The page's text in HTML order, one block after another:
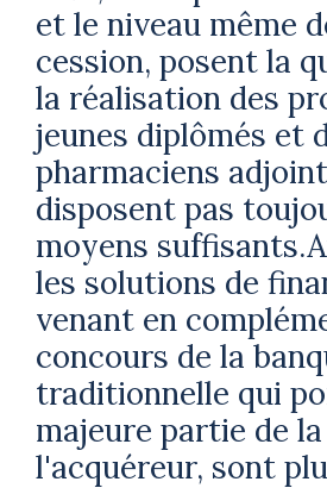
et le niveau même
cession, posent la
la réalisation des
jeunes diplômés et
pharmaciens
disposent pas
moyens
les solutions de
venant en
concours de la
traditionnelle qui
majeure partie de
l'acquéreur, sont